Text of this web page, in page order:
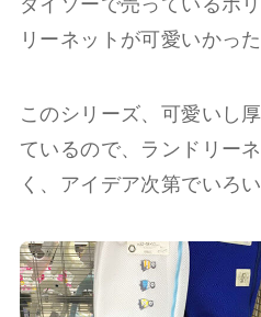
ダイソーで売っているホ
リーネットが可愛いかっ
このシリーズ、可愛いし
ているので、ランドリー
く、アイデア次第でいろ